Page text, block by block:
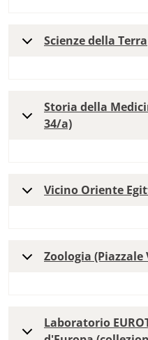
Scienze della Terra
Storia della
34/a)
Vicino Oriente
Zoologia
Laboratorio